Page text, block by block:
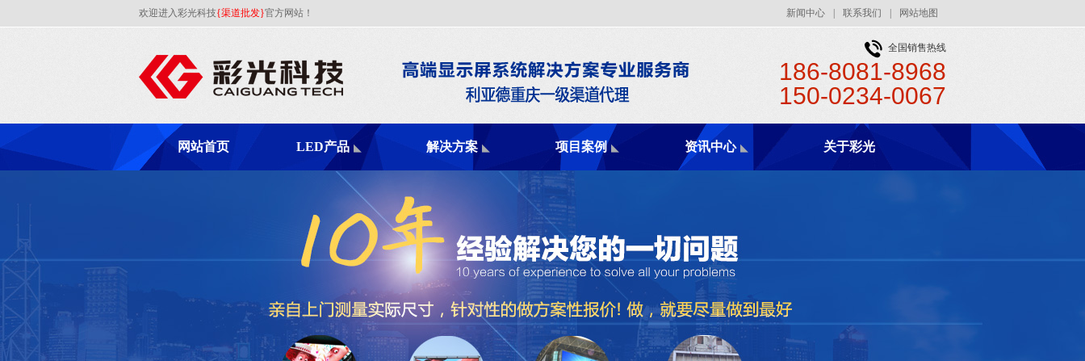
欢迎进入彩光科技{渠道批发}官方网站！ 新闻中心 联系我们 网站地图
全国销售热线
186-8081-8968
150-0234-0067
网站首页 LED产品 解决方案 项目案例 资讯中心 关于彩光